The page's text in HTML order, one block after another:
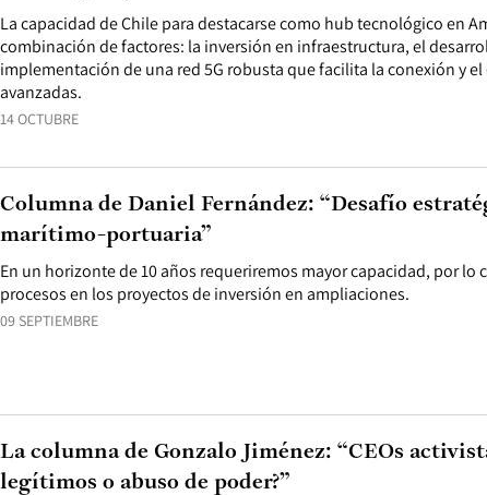
14 OCTUBRE
La capacidad de Chile para destacarse como hub tecnológico en
combinación de factores: la inversión en infraestructura, el
implementación de una red 5G robusta que facilita la conexión y
avanzadas.
09 SEPTIEMBRE
En un horizonte de 10 años requeriremos mayor capacidad, por lo
procesos en los proyectos de inversión en ampliaciones.
Columna de Daniel Fernández: “Desafío
marítimo-portuaria”
La columna de Gonzalo Jiménez: “CEOs
legítimos o abuso de poder?”